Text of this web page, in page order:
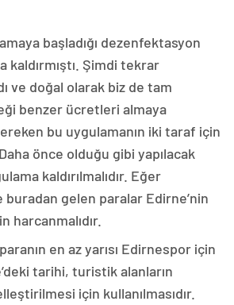
başladığı dezenfektasyon
kaldırmıştı. Şimdi tekrar
ve doğal olarak biz de tam
benzer ücretleri almaya
bu uygulamanın iki taraf için
Daha önce olduğu gibi yapılacak
kaldırılmalıdır. Eğer
buradan gelen paralar Edirne’nin
harcanmalıdır.
en az yarısı Edirnespor için
tarihi, turistik alanların
için kullanılmasıdır.